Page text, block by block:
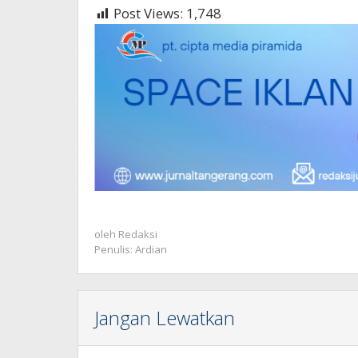
Post Views: 1,748
oleh Redaksi
Penulis: Ardian
Jangan Lewatkan